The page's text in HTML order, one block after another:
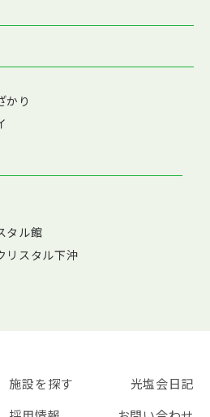
かり
タル館
リスタル下沖
施設を探す
光塩会日記